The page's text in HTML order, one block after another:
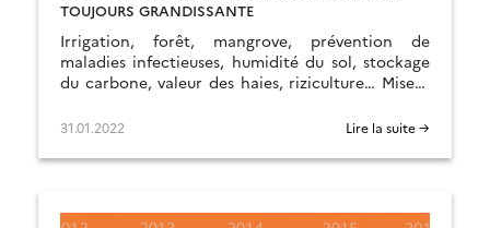
TOUJOURS GRANDISSANTE
Irrigation, forêt, mangrove, prévention de
maladies infectieuses, humidité du sol, stockage
du carbone, valeur des haies, riziculture… Mise à
les CES et les ART de Theia.
31.01.2022 Lire la suite →